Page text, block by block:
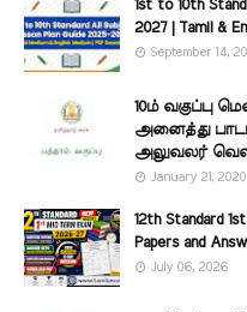
1st to 10th
2027 | Tamil &
September 14,
10ம் வகுப்பு
அனைத்து
அலுவலர்
January 21, 2020
12th Standard
Papers and
July 06, 2026